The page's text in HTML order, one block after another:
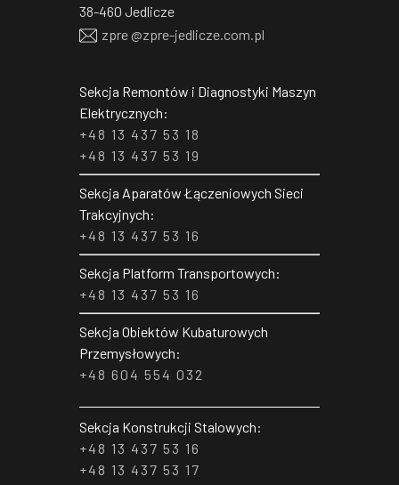
38-460 Jedlicze
zpre @RFX$
zpre-jedlicze.com.pl
Sekcja Remontów i Diagnostyki Maszyn
Elektrycznych:
+48 13 437 53 18
+48 13 437 53 19
Sekcja Aparatów Łączeniowych Sieci
Trakcyjnych:
+48 13 437 53 16
Sekcja Platform Transportowych:
+48 13 437 53 16
Sekcja Obiektów Kubaturowych
Przemysłowych:
+48 604 554 032
Sekcja Konstrukcji Stalowych:
+48 13 437 53 16
+48 13 437 53 17